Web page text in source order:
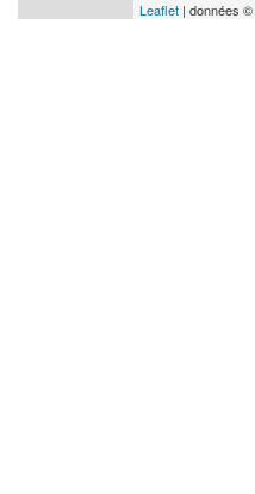
Leaflet | données ©